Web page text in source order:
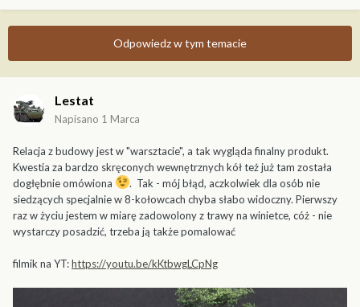
Odpowiedz w tym temacie
Lestat
Napisano 1 Marca
Relacja z budowy jest w "warsztacie", a tak wygląda finalny produkt.
Kwestia za bardzo skręconych wewnętrznych kół też już tam została
dogłębnie omówiona
. Tak - mój błąd, aczkolwiek dla osób nie
siedzących specjalnie w 8-kołowcach chyba słabo widoczny. Pierwszy
raz w życiu jestem w miarę zadowolony z trawy na winietce, cóż - nie
wystarczy posadzić, trzeba ją także pomalować
filmik na YT:https://youtu.be/kKtbwgLCpNg